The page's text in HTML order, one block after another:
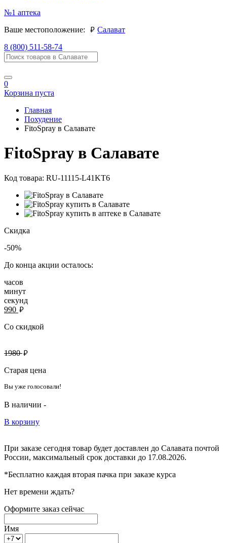
№1 аптека
Ваше местоположение:
руб. Салават
8 (800) 511-58-74
0
Корзина пуста
Главная
Похудение
FitoSpray в Салавате
FitoSpray в Салавате
Код товара: RU-11115-L41KT6
Скидка
-50%
До конца акции осталось:
часов
минут
секунд
990 руб.
Со скидкой
1980руб.
Старая цена
Вы уже голосовали!
В наличии -
В корзину
При заказе сегодня товар будет доставлен до Салавата почтой
России, максимальный срок доставки до 17.08.2026.
*Бесплатно каждая вторая пачка при заказе курса
Нет времени ждать?
Оформите заказ сейчас
Имя